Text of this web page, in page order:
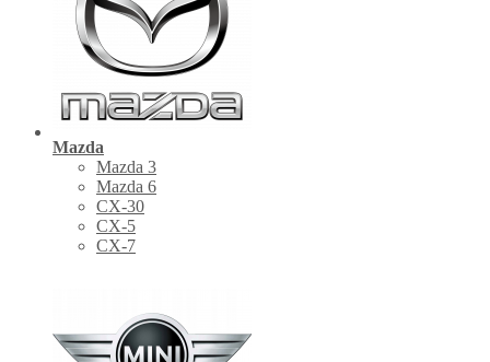
Mazda
Mazda 3
Mazda 6
CX-30
СХ-5
CX-7